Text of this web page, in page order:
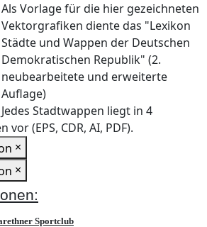
Als Vorlage für die hier gezeichneten
Vektorgrafiken diente das "Lexikon
Städte und Wappen der Deutschen
Demokratischen Republik" (2.
neubearbeitete und erweiterte
Auflage)
Jedes Stadtwappen liegt in 4
(EPS, CDR, AI, PDF).
×
×
Sportclub